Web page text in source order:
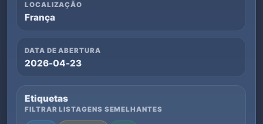
LOCALIZAÇÃO
França
DATA DE ABERTURA
2026-04-23
Etiquetas
FILTRAR LISTAGENS SEMELHANTES